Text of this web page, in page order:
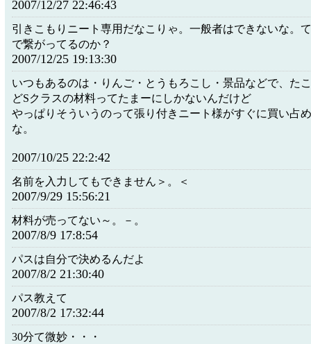
2007/12/27 22:46:43
引きこもりニート専用だなこりゃ。一般者はできないな。
で繋がってるのか？
2007/12/25 19:13:30
いつもあるのは・りんご・とうもろこし・景品などで、た
どSクラスの材料ってたまーにしかないんだけど
やっぱりそういうのって張り付きニート様がすぐに買い占
な。
2007/10/25 22:2:42
名前を入力してもできません＞。＜
2007/9/29 15:56:21
材料が売ってない～。－。
2007/8/9 17:8:54
パスは自分で決めるんだよ
2007/8/2 21:30:40
パス教えて
2007/8/2 17:32:44
30分て微妙・・・